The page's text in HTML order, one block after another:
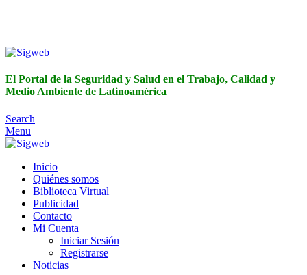
El Portal de la Seguridad y Salud en el Trabajo, Calidad y
Medio Ambiente de Latinoamérica
Search
Menu
Inicio
Quiénes somos
Biblioteca Virtual
Publicidad
Contacto
Mi Cuenta
Iniciar Sesión
Registrarse
Noticias